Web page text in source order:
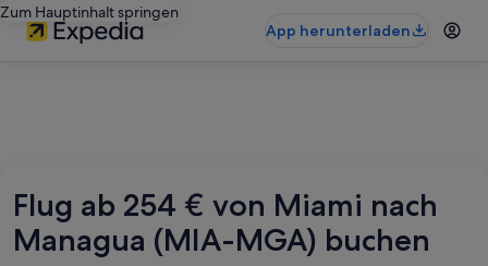
Zum Hauptinhalt springen
App herunterladen
Flug ab 254 € von Miami nach
Managua (MIA-MGA) buchen